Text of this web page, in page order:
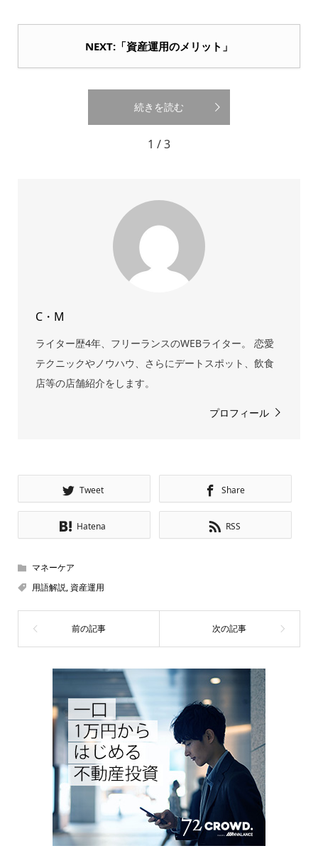
NEXT:「資産運用のメリット」
続きを読む
1 / 3
C・M
ライター歴4年、フリーランスのWEBライター。 恋愛
テクニックやノウハウ、さらにデートスポット、飲食
店等の店舗紹介をします。
プロフィール
Tweet Share
Hatena RSS
マネーケア
用語解説, 資産運用